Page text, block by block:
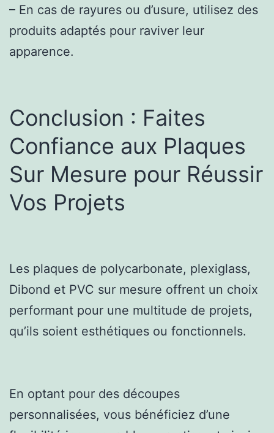
– En cas de rayures ou d’usure, utilisez des
produits adaptés pour raviver leur
apparence.
Conclusion : Faites
Confiance aux Plaques
Sur Mesure pour Réussir
Vos Projets
Les plaques de polycarbonate, plexiglass,
Dibond et PVC sur mesure offrent un choix
performant pour une multitude de projets,
qu’ils soient esthétiques ou fonctionnels.
En optant pour des découpes
personnalisées, vous bénéficiez d’une